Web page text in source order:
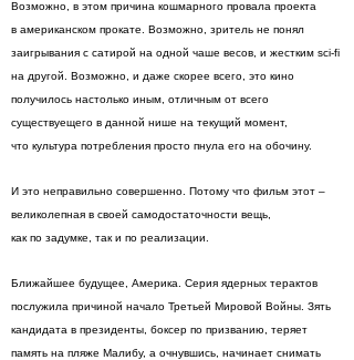
Возможно, в этом причина кошмарного провала проекта
в американском прокате. Возможно, зритель не понял
заигрывания с сатирой на одной чаше весов, и жестким sci-fi
на другой. Возможно, и даже скорее всего, это кино
получилось настолько иным, отличным от всего
существуещего в данной нише на текущий момент,
что культура потребления просто пнула его на обочину.
И это неправильно совершенно. Потому что фильм этот –
великолепная в своей самодостаточности вещь,
как по задумке, так и по реализации.
Ближайшее будущее, Америка. Серия ядерных терактов
послужила причиной начало Третьей Мировой Войны. Зять
кандидата в президенты, боксер по призванию, теряет
память на пляже Малибу, а очнувшись, начинает снимать